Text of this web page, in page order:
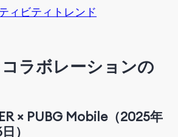
ィビティトレンド
ラボレーションの
× PUBG Mobile（2025年
）